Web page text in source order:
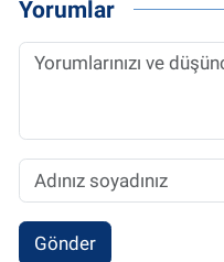
Yorumlar
Gönder